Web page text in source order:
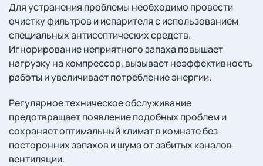
Для устранения проблемы необходимо провести
очистку фильтров и испарителя с использованием
специальных антисептических средств.
Игнорирование неприятного запаха повышает
нагрузку на компрессор, вызывает неэффективность
работы и увеличивает потребление энергии.
Регулярное техническое обслуживание
предотвращает появление подобных проблем и
сохраняет оптимальный климат в комнате без
посторонних запахов и шума от забитых каналов
вентиляции.